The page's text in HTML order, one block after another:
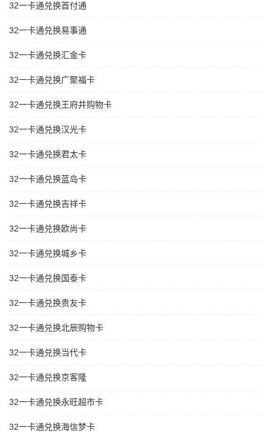
32一卡通兑换首付通
32一卡通兑换易事通
32一卡通兑换汇金卡
32一卡通兑换广聚福卡
32一卡通兑换王府井购物卡
32一卡通兑换汉光卡
32一卡通兑换君太卡
32一卡通兑换蓝岛卡
32一卡通兑换吉祥卡
32一卡通兑换欧尚卡
32一卡通兑换城乡卡
32一卡通兑换国泰卡
32一卡通兑换贵友卡
32一卡通兑换北辰购物卡
32一卡通兑换当代卡
32一卡通兑换京客隆
32一卡通兑换永旺超市卡
32一卡通兑换海信梦卡